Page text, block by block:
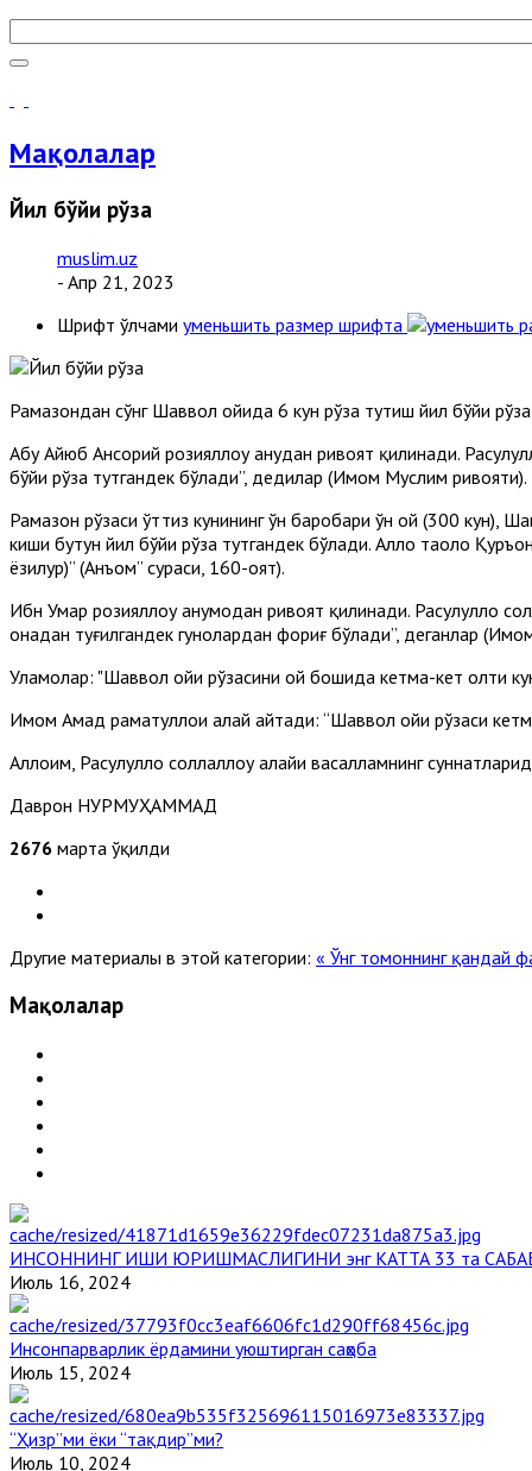
Мақолалар
Йил бўйи рўза
muslim.uz
- Апр 21, 2023
Шрифт ўлчами уменьшить размер шрифта
Рамазондан сўнг Шаввол ойида 6 кун рўза тутиш йил бўйи
Абу Айюб Ансорий розияллоҳу анҳудан ривоят қилинади.
бўйи рўза тутгандек бўлади”, дедилар (Имом Муслим ривояти).
Рамазон рўзаси ўттиз кунининг ўн баробари ўн ой (300 кун),
киши бутун йил бўйи рўза тутгандек бўлади. Аллоҳ таоло
ёзилур)” (Анъом” сураси, 160-оят).
Ибн Умар розияллоҳу анҳумодан ривоят қилинади. Расулуллоҳ
онадан туғилгандек гуноҳлардан фориғ бўлади”, деганлар
Уламолар: "Шаввол ойи рўзасини ой бошида кетма-кет олти
Имом Аҳмад раҳматуллоҳи алайҳ айтади: “Шаввол ойи рўзаси
Аллоҳим, Расулуллоҳ соллаллоҳу алайҳи васалламнинг
Даврон НУРМУҲАММАД
2676 марта ўқилди
Другие материалы в этой категории: « Ўнг томоннинг қандай
Мақолалар
ИНСОННИНГ ИШИ ЮРИШМАСЛИГИНИ энг КАТТА 33 та
Июль 16, 2024
Инсонпарварлик ёрдамини уюштирган саҳоба
Июль 15, 2024
“Ҳизр”ми ёки “тақдир”ми?
Июль 10, 2024